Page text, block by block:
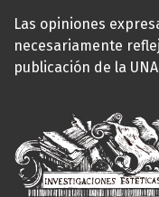
Las opiniones
necesariamente
publicación de la